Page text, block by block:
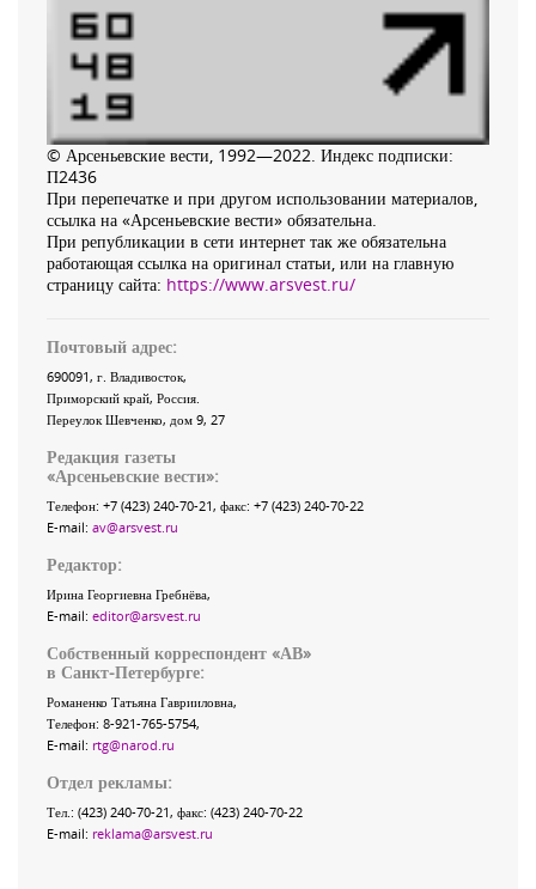
© Арсеньевские вести, 1992—2022. Индекс подписки:
П2436
При перепечатке и при другом использовании материалов,
ссылка на «Арсеньевские вести» обязательна.
При републикации в сети интернет так же обязательна
работающая ссылка на оригинал статьи, или на главную
страницу сайта: https://www.arsvest.ru/
Почтовый адрес:
690091, г. Владивосток,
Приморский край, Россия
Переулок Шевченко, дом 9, 27
Редакция газеты
«Арсеньевские вести»:
Телефон: +7 (423) 240-70-21, факс: +7 (423) 240-70-22
E-mail: av@arsvest.ru
Редактор:
Ирина Георгиевна Гребнёва,
E-mail: editor@arsvest.ru
Собственный корреспондент «АВ»
в Санкт-Петербурге:
Романенко Татьяна Гаврииловна,
Телефон: 8-921-765-5754,
E-mail: rtg@narod.ru
Отдел рекламы:
Тел.: (423) 240-70-21, факс: (423) 240-70-22
E-mail: reklama@arsvest.ru